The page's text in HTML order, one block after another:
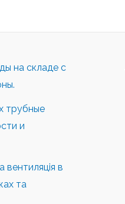
на складе с
трубные
и
в
та